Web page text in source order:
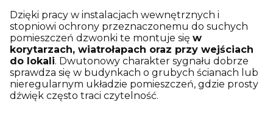
Dzięki pracy w instalacjach wewnętrznych i
stopniowi ochrony przeznaczonemu do suchych
pomieszczeń dzwonki te montuje się w
korytarzach, wiatrołapach oraz przy wejściach
do lokali. Dwutonowy charakter sygnału dobrze
sprawdza się w budynkach o grubych ścianach lub
nieregularnym układzie pomieszczeń, gdzie prosty
dźwięk często traci czytelność.